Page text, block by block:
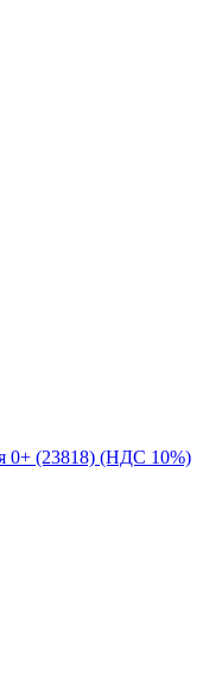
0+ (23818) (НДС 10%)